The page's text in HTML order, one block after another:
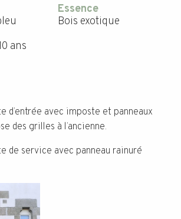
ans
Essence
Bois exotique
d’entrée avec imposte et panneaux
des grilles à l’ancienne.
de service avec panneau rainuré